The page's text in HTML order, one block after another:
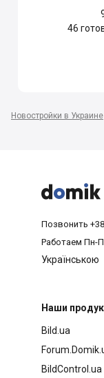
46
Новостройки в Украине



Позвонить
Работаем Пн-
Українською
Наши
Bild.ua
BildControl.ua